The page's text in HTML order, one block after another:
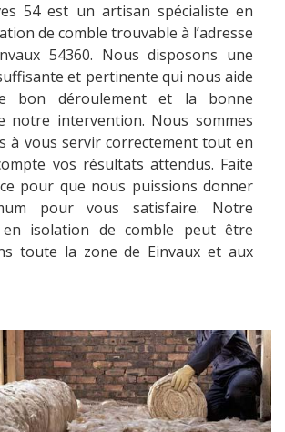
54 est un artisan spécialiste en
de comble trouvable à l’adresse
54360. Nous disposons une
et pertinente qui nous aide
bon déroulement et la bonne
notre intervention. Nous sommes
à vous servir correctement tout en
vos résultats attendus. Faite
pour que nous puissions donner
pour vous satisfaire. Notre
isolation de comble peut être
toute la zone de Einvaux et aux